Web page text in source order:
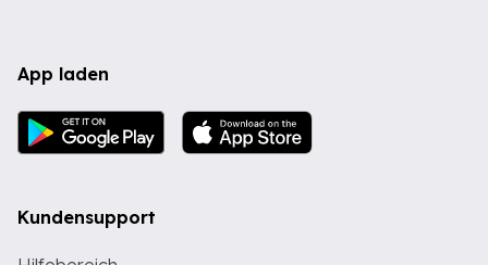
App laden
Kundensupport